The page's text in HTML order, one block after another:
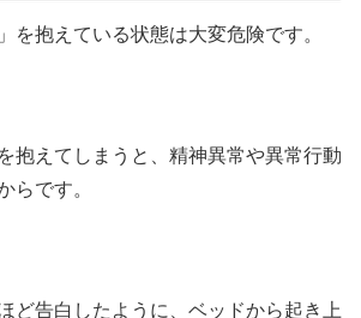
を抱えている状態は大変危険です。
抱えてしまうと、精神異常や異常行動
らです。
ど告白したように、ベッドから起き上